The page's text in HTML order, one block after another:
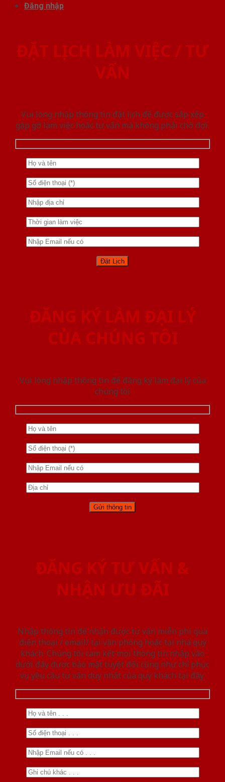
Đăng nhập
ĐẶT LỊCH LÀM VIỆC / TƯ
VẤN
Vui lòng nhập thông tin đặt lịch để được sắp xếp
gặp gỡ làm việc hoăc tư vấn mà không phải chờ đợi.
ĐĂNG KÝ LÀM ĐẠI LÝ
CỦA CHÚNG TÔI
Vui lòng nhập thông tin để đăng ký làm đại lý của
chúng tôi
ĐĂNG KÝ TƯ VẤN &
NHẬN ƯU ĐÃI
Nhập thông tin để nhận được tư vấn miễn phí qua
điện thoại / email/ tại văn phòng hoặc tại nhà quý
khách. Chúng tôi cam kết mọi thông tin nhập vào
dưới đây được bảo mật tuyệt đối cũng như chỉ phục
vụ yêu cầu tư vấn duy nhất của quý khách tại đây.